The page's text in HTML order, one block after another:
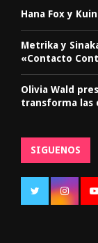
Hana Fox y
Metrika y
«Contacto
Olivia Wald
transforma las
SIGUENOS